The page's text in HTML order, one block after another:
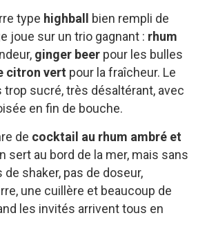
type highball bien rempli de
joue sur un trio gagnant : rhum
ginger beer pour les bulles
citron vert pour la fraîcheur. Le
trop sucré, très désaltérant, avec
en fin de bouche.
de cocktail au rhum ambré et
sert au bord de la mer, mais sans
de shaker, pas de doseur,
une cuillère et beaucoup de
les invités arrivent tous en